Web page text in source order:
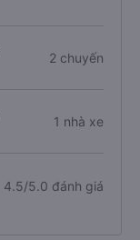
2 chuyến
1 nhà xe
4.5/5.0 đánh giá